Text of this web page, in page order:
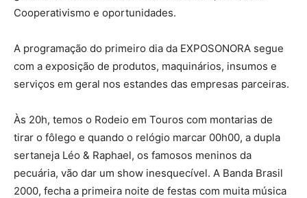
Cooperativismo e oportunidades.
A programação do primeiro dia da EXPOSONORA segue
com a exposição de produtos, maquinários, insumos e
serviços em geral nos estandes das empresas parceiras.
Às 20h, temos o Rodeio em Touros com montarias de
tirar o fôlego e quando o relógio marcar 00h00, a dupla
sertaneja Léo & Raphael, os famosos meninos da
pecuária, vão dar um show inesquecível. A Banda Brasil
2000, fecha a primeira noite de festas com muita música